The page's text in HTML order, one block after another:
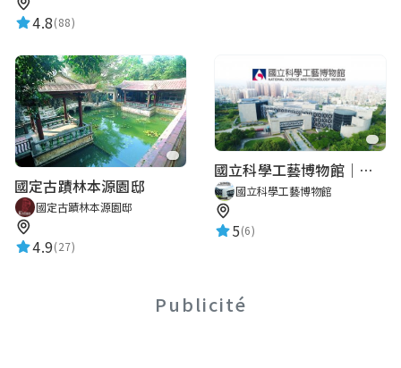
4.8(88)
國定古蹟林本源園邸
國定古蹟林本源園邸
4.9(27)
國立科學工藝博物館｜華語智慧導覽
國立科學工藝博物館
5(6)
Publicité